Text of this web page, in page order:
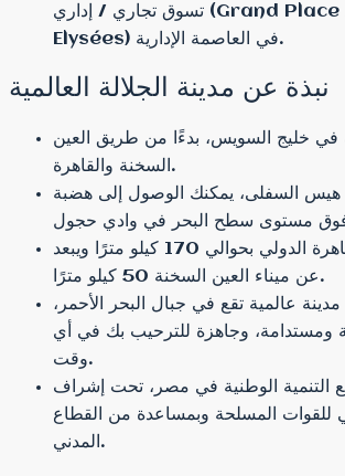
تسوق تجاري / إداري (Grand Place / Champs
Elysées) في العاصمة الإدارية.
نبذة عن مدينة الجلالة العالمية
في خليج السويس، بدءًا من طريق العين
السخنة والقاهرة.
السفلى، يمكنك الوصول إلى هضبة
يبعد عن مطار القاهرة الدولي بحوالي 170 كيلو مترًا ويبعد
عن ميناء العين السخنة 50 كيلو مترًا.
مدينة عالمية تقع في جبال البحر الأحمر،
ومستدامة، وجاهزة للترحيب بك في أي
وقت.
التنمية الوطنية في مصر، تحت إشراف
للقوات المسلحة وبمساعدة من القطاع
المدني.